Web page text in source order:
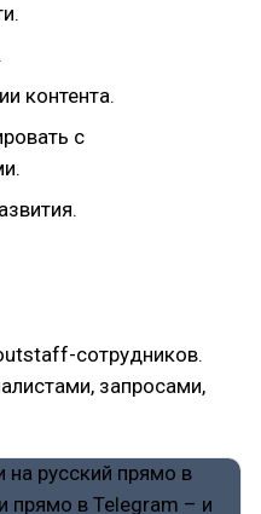
контента.
с
сотрудников.
запросами,